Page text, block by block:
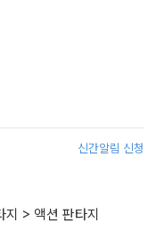
신간알림 신청
지 > 액션 판타지